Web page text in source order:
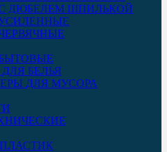
ДЮБЕЛЕМ ШПИЛЬКОЙ
БЕЛЬЯ
ДЛЯ МУСОРА